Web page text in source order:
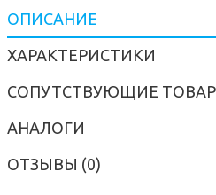
ОПИСАНИЕ
ХАРАКТЕРИСТИКИ
СОПУТСТВУЮЩИЕ
АНАЛОГИ
ОТЗЫВЫ (0)